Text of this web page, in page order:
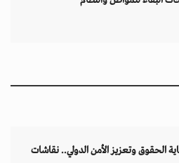
الحقوق وتعزيز الأمن الدولي.. نقاشات